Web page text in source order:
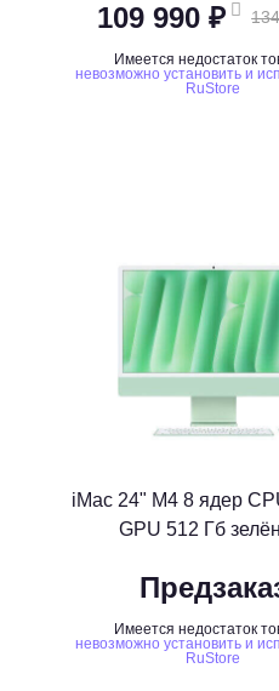
109 990 ₽
Имеется недостаток
невозможно установить и
RuStore
iMac 24" M4 8 ядер
GPU 512 Гб
Имеется недостаток
невозможно установить и
RuStore